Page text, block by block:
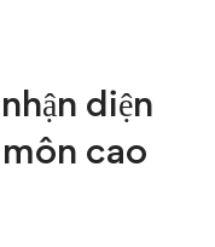
diện
cao